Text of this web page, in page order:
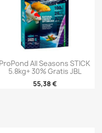
ProPond All Seasons STICK
5.8kg+ 30% Gratis JBL
55,38 €